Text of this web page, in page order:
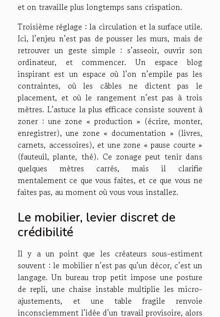
et on travaille plus longtemps sans crispation.
Troisième réglage : la circulation et la surface utile.
Ici, l’enjeu n’est pas de pousser les murs, mais de
retrouver un geste simple : s’asseoir, ouvrir son
ordinateur, et commencer. Un espace blog
inspirant est un espace où l’on n’empile pas les
contraintes, où les câbles ne dictent pas le
placement, et où le rangement n’est pas à trois
mètres. L’astuce la plus efficace consiste souvent à
zoner : une zone « production » (écrire, monter,
enregistrer), une zone « documentation » (livres,
carnets, accessoires), et une zone « pause courte »
(fauteuil, plante, thé). Ce zonage peut tenir dans
quelques mètres carrés, mais il clarifie
mentalement ce que vous faites, et ce que vous ne
faites pas, au moment où vous vous installez.
Le mobilier, levier discret de
crédibilité
Il y a un point que les créateurs sous-estiment
souvent : le mobilier n’est pas qu’un décor, c’est un
langage. Un bureau trop petit impose une posture
de repli, une chaise instable multiplie les micro-
ajustements, et une table fragile renvoie
inconsciemment l’idée d’un travail provisoire, alors